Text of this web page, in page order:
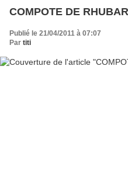
COMPOTE DE
Publié le 21/04/2011 à 07:07
Par titi